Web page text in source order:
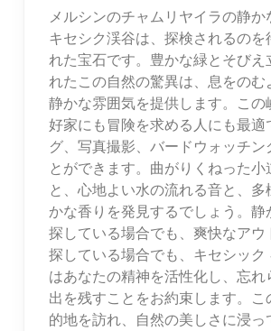
メルシンのチャムリヤイラの静か
キセシク渓谷は、探検されるの
れた宝石です。豊かな緑とそびえ
れたこの自然の驚異は、息をのむ
静かな雰囲気を提供します。この
好家にも冒険を求める人にも最適
グ、写真撮影、バードウォッチン
とができます。曲がりくねった小
と、心地よい水の流れる音と、
かな香りを発見するでしょう。静
探している場合でも、爽快なアウ
探している場合でも、キセシック
はあなたの精神を活性化し、忘れ
出を残すことをお約束します。こ
的地を訪れ、自然の美しさに浸っ